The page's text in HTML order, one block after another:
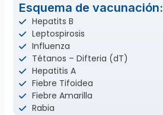
Esquema de vacunación:
Hepatits B
Leptospirosis
Influenza
Tétanos – Difteria (dT)
Hepatitis A
Fiebre Tifoidea
Fiebre Amarilla
Rabia